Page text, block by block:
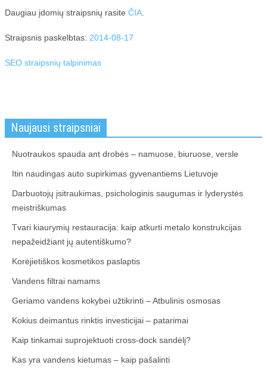
Daugiau įdomių straipsnių rasite ČIA
Straipsnis paskelbtas: 2014-08-17
SEO straipsnių talpinimas
Naujausi straipsniai
Nuotraukos spauda ant drobės – namuose, biuruose, versle
Itin naudingas auto supirkimas gyvenantiems Lietuvoje
Darbuotojų įsitraukimas, psichologinis saugumas ir lyderystės
meistriškumas
Tvari kiaurymių restauracija: kaip atkurti metalo konstrukcijas
nepažeidžiant jų autentiškumo?
Korėjietiškos kosmetikos paslaptis
Vandens filtrai namams
Geriamo vandens kokybei užtikrinti – Atbulinis osmosas
Kokius deimantus rinktis investicijai – patarimai
Kaip tinkamai suprojektuoti cross-dock sandėlį?
Kas yra vandens kietumas – kaip pašalinti